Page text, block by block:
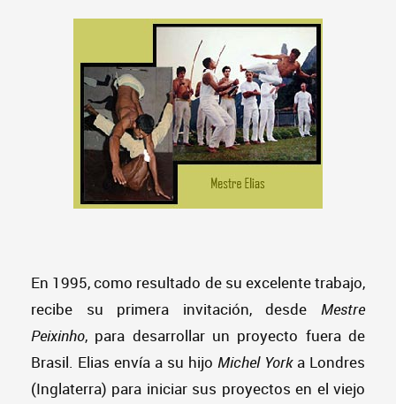
En 1995, como resultado de su excelente trabajo,
recibe su primera invitación, desde Mestre
Peixinho, para desarrollar un proyecto fuera de
Brasil. Elias envía a su hijo Michel Yorka Londres
(Inglaterra) para iniciar sus proyectos en el viejo